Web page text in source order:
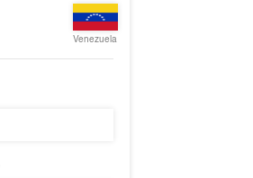
Venezuela